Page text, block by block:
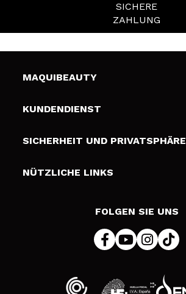
SICHERE
ZAHLUNG
MAQUIBEAUTY
Über uns
Geschenkkarten
KUNDENDIENST
Liefer- und Versandkosten
Zahlung
SICHERHEIT UND PRIVATSPHÄRE
Bedingungen und Datenschutz
NÜTZLICHE LINKS
FOLGEN SIE UNS